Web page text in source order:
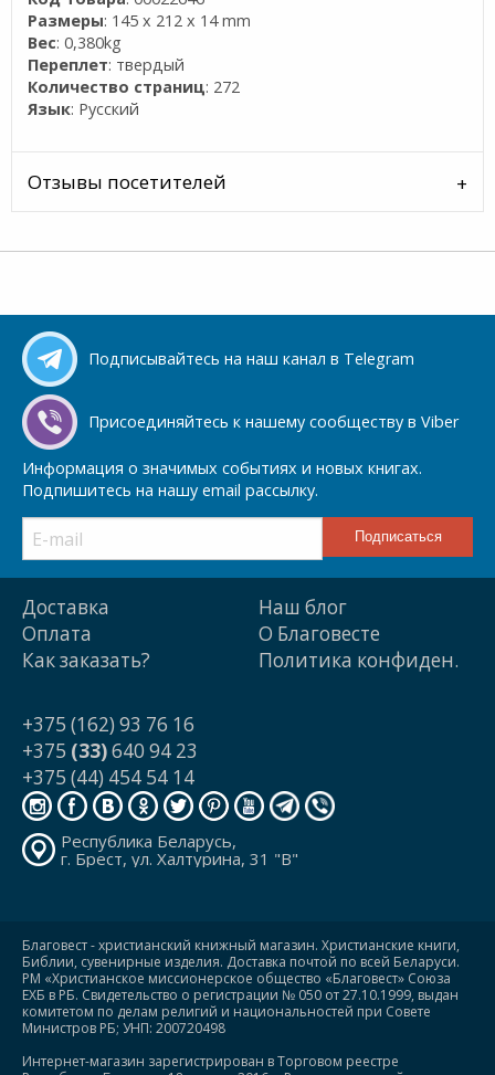
Размеры: 145 x 212 x 14 mm
Вес: 0,380kg
Переплет: твердый
Количество страниц: 272
Язык: Русский
Отзывы посетителей
Подписывайтесь на наш канал в Telegram
Присоединяйтесь к нашему сообществу в Viber
Информация о значимых событиях и новых книгах.
Подпишитесь на нашу email рассылку.
Доставка
Оплата
Как заказать?
Наш блог
О Благовесте
Политика конфиден.
+375 (162) 93 76 16
+375 (33)640 94 23
+375 (44) 454 54 14
Республика Беларусь,
г. Брест, ул. Халтурина, 31 "В"
Благовест - христианский книжный магазин. Христианские книги,
Библии, сувенирные изделия. Доставка почтой по всей Беларуси.
РМ «Христианское миссионерское общество «Благовест» Союза
ЕХБ в РБ. Свидетельство о регистрации № 050 от 27.10.1999, выдан
комитетом по делам религий и национальностей при Совете
Министров РБ; УНП: 200720498
Интернет-магазин зарегистрирован в Торговом реестре